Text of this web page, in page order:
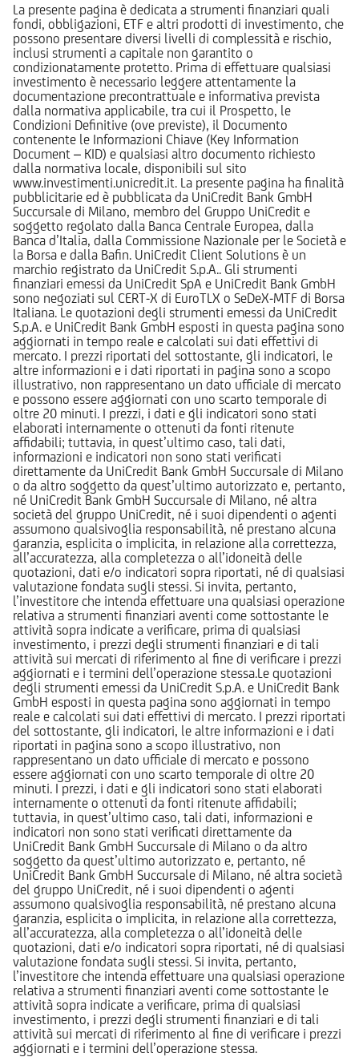
La presente pagina è dedicata a strumenti finanziari quali
fondi, obbligazioni, ETF e altri prodotti di investimento, che
possono presentare diversi livelli di complessità e rischio,
inclusi strumenti a capitale non garantito o
condizionatamente protetto. Prima di effettuare qualsiasi
investimento è necessario leggere attentamente la
documentazione precontrattuale e informativa prevista
dalla normativa applicabile, tra cui il Prospetto, le
Condizioni Definitive (ove previste), il Documento
contenente le Informazioni Chiave (Key Information
Document – KID) e qualsiasi altro documento richiesto
dalla normativa locale, disponibili sul sito
www.investimenti.unicredit.it. La presente pagina ha finalità
pubblicitarie ed è pubblicata da UniCredit Bank GmbH
Succursale di Milano, membro del Gruppo UniCredit e
soggetto regolato dalla Banca Centrale Europea, dalla
Banca d’Italia, dalla Commissione Nazionale per le Società e
la Borsa e dalla Bafin. UniCredit Client Solutions è un
marchio registrato da UniCredit S.p.A.. Gli strumenti
finanziari emessi da UniCredit SpA e UniCredit Bank GmbH
sono negoziati sul CERT-X di EuroTLX o SeDeX-MTF di Borsa
Italiana. Le quotazioni degli strumenti emessi da UniCredit
S.p.A. e UniCredit Bank GmbH esposti in questa pagina sono
aggiornati in tempo reale e calcolati sui dati effettivi di
mercato. I prezzi riportati del sottostante, gli indicatori, le
altre informazioni e i dati riportati in pagina sono a scopo
illustrativo, non rappresentano un dato ufficiale di mercato
e possono essere aggiornati con uno scarto temporale di
oltre 20 minuti. I prezzi, i dati e gli indicatori sono stati
elaborati internamente o ottenuti da fonti ritenute
affidabili; tuttavia, in quest’ultimo caso, tali dati,
informazioni e indicatori non sono stati verificati
direttamente da UniCredit Bank GmbH Succursale di Milano
o da altro soggetto da quest’ultimo autorizzato e, pertanto,
né UniCredit Bank GmbH Succursale di Milano, né altra
società del gruppo UniCredit, né i suoi dipendenti o agenti
assumono qualsivoglia responsabilità, né prestano alcuna
garanzia, esplicita o implicita, in relazione alla correttezza,
all’accuratezza, alla completezza o all’idoneità delle
quotazioni, dati e/o indicatori sopra riportati, né di qualsiasi
valutazione fondata sugli stessi. Si invita, pertanto,
l’investitore che intenda effettuare una qualsiasi operazione
relativa a strumenti finanziari aventi come sottostante le
attività sopra indicate a verificare, prima di qualsiasi
investimento, i prezzi degli strumenti finanziari e di tali
attività sui mercati di riferimento al fine di verificare i prezzi
aggiornati e i termini dell’operazione stessa.Le quotazioni
degli strumenti emessi da UniCredit S.p.A. e UniCredit Bank
GmbH esposti in questa pagina sono aggiornati in tempo
reale e calcolati sui dati effettivi di mercato. I prezzi riportati
del sottostante, gli indicatori, le altre informazioni e i dati
riportati in pagina sono a scopo illustrativo, non
rappresentano un dato ufficiale di mercato e possono
essere aggiornati con uno scarto temporale di oltre 20
minuti. I prezzi, i dati e gli indicatori sono stati elaborati
internamente o ottenuti da fonti ritenute affidabili;
tuttavia, in quest’ultimo caso, tali dati, informazioni e
indicatori non sono stati verificati direttamente da
UniCredit Bank GmbH Succursale di Milano o da altro
soggetto da quest’ultimo autorizzato e, pertanto, né
UniCredit Bank GmbH Succursale di Milano, né altra società
del gruppo UniCredit, né i suoi dipendenti o agenti
assumono qualsivoglia responsabilità, né prestano alcuna
garanzia, esplicita o implicita, in relazione alla correttezza,
all’accuratezza, alla completezza o all’idoneità delle
quotazioni, dati e/o indicatori sopra riportati, né di qualsiasi
valutazione fondata sugli stessi. Si invita, pertanto,
l’investitore che intenda effettuare una qualsiasi operazione
relativa a strumenti finanziari aventi come sottostante le
attività sopra indicate a verificare, prima di qualsiasi
investimento, i prezzi degli strumenti finanziari e di tali
attività sui mercati di riferimento al fine di verificare i prezzi
aggiornati e i termini dell’operazione stessa.